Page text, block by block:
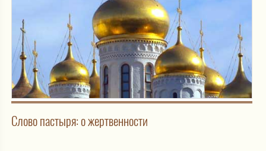
Слово пастыря: о жертвенности